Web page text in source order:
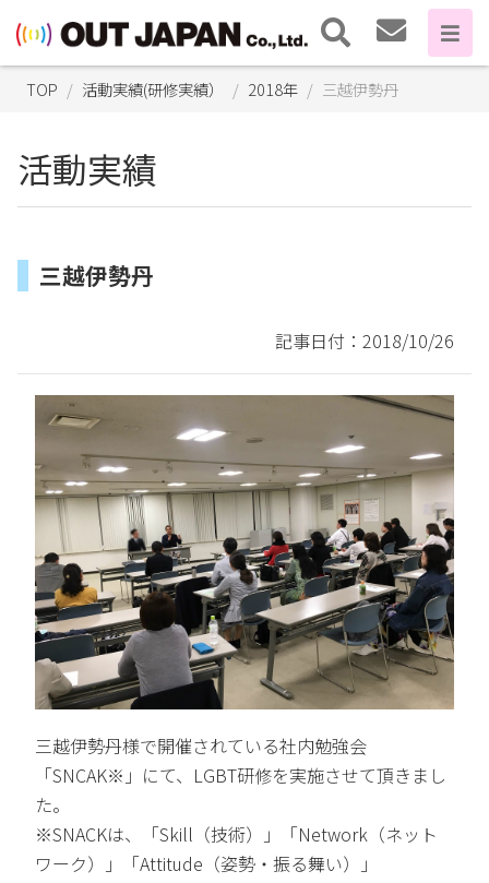
TOP 活動実績(研修実績） 2018年 三越伊勢丹
活動実績
三越伊勢丹
記事日付：2018/10/26
三越伊勢丹様で開催されている社内勉強会
「SNCAK※」にて、LGBT研修を実施させて頂きまし
た。
※SNACKは、「Skill（技術）」「Network（ネット
ワーク）」「Attitude（姿勢・振る舞い）」